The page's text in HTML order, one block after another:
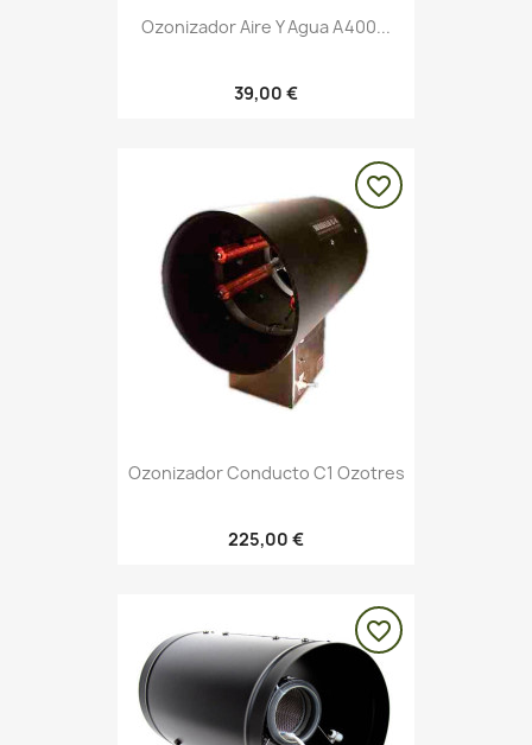
Ozonizador Aire Y Agua A400...
39,00 €
Ozonizador Conducto C1 Ozotres
225,00 €
favorite_border
favorite_border